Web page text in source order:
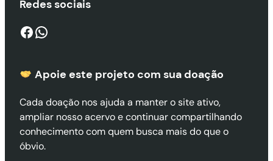
Redes sociais
Facebook WhatsApp
Apoie este projeto com sua doação
Cada doação nos ajuda a manter o site ativo,
ampliar nosso acervo e continuar compartilhando
conhecimento com quem busca mais do que o
óbvio.